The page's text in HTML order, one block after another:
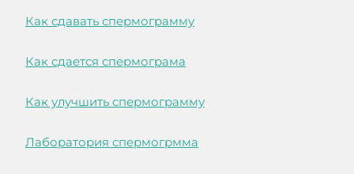
Как сдавать спермограмму
Как сдается спермограма
Как улучшить спермограмму
Лаборатория спермогрмма